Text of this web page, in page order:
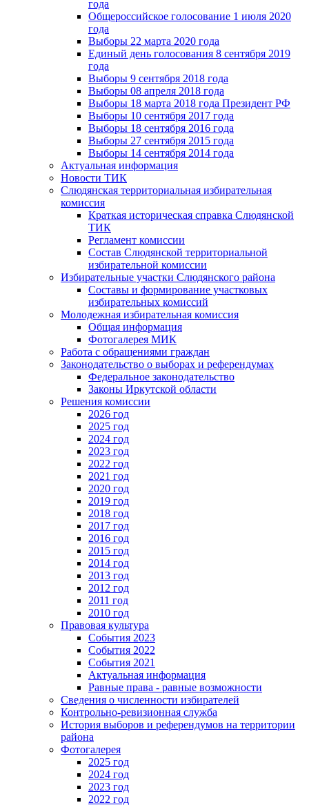
года
Общероссийское голосование 1 июля 2020
года
Выборы 22 марта 2020 года
Единый день голосования 8 сентября 2019
года
Выборы 9 сентября 2018 года
Выборы 08 апреля 2018 года
Выборы 18 марта 2018 года Президент РФ
Выборы 10 сентября 2017 года
Выборы 18 сентября 2016 года
Выборы 27 сентября 2015 года
Выборы 14 сентября 2014 года
Актуальная информация
Новости ТИК
Слюдянская территориальная избирательная
комиссия
Краткая историческая справка Слюдянской
ТИК
Регламент комиссии
Состав Слюдянской территориальной
избирательной комиссии
Избирательные участки Слюдянского района
Составы и формирование участковых
избирательных комиссий
Молодежная избирательная комиссия
Общая информация
Фотогалерея МИК
Работа с обращениями граждан
Законодательство о выборах и референдумах
Федеральное законодательство
Законы Иркутской области
Решения комиссии
2026 год
2025 год
2024 год
2023 год
2022 год
2021 год
2020 год
2019 год
2018 год
2017 год
2016 год
2015 год
2014 год
2013 год
2012 год
2011 год
2010 год
Правовая культура
События 2023
События 2022
События 2021
Актуальная информация
Равные права - равные возможности
Сведения о численности избирателей
Контрольно-ревизионная служба
История выборов и референдумов на территории
района
Фотогалерея
2025 год
2024 год
2023 год
2022 год